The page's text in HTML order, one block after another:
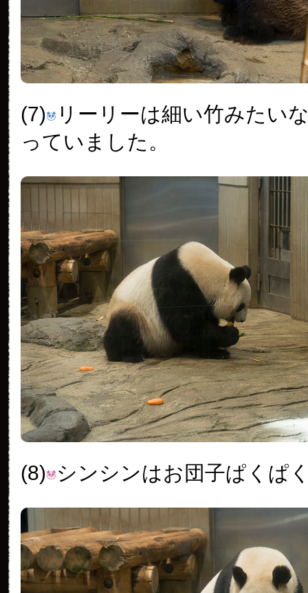
(7)
リーリーは細い竹みたい
っていました。
(8) シンシンはお団子ぱくぱ